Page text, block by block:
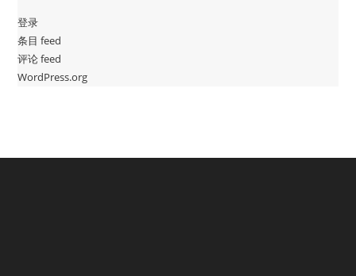
登录
条目 feed
评论 feed
WordPress.org